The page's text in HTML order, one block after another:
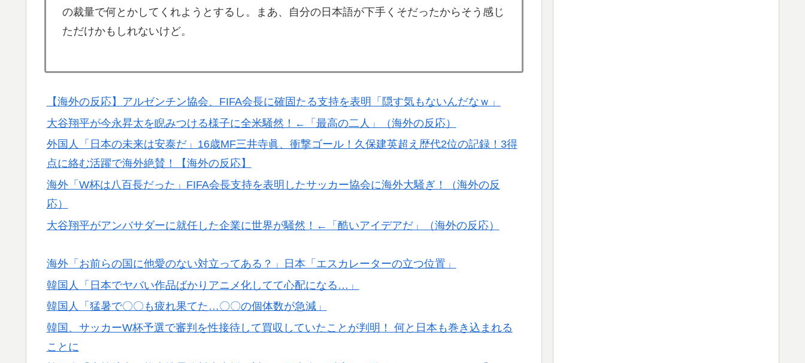
の裁量で何とかしてくれようとするし。まあ、自分の日本語が下手くそだったからそう感じ
ただけかもしれないけど。
【海外の反応】アルゼンチン協会、FIFA会長に確固たる支持を表明「隠す気もないんだなｗ」
大谷翔平が今永昇太を睨みつける様子に全米騒然！←「最高の二人」（海外の反応）
外国人「日本の未来は安泰だ」16歳MF三井寺眞、衝撃ゴール！久保建英超え歴代2位の記録！3得
点に絡む活躍で海外絶賛！【海外の反応】
海外「W杯は八百長だった」FIFA会長支持を表明したサッカー協会に海外大騒ぎ！（海外の反
応）
大谷翔平がアンバサダーに就任した企業に世界が騒然！←「酷いアイデアだ」（海外の反応）
海外「お前らの国に他愛のない対立ってある？」日本「エスカレーターの立つ位置」
韓国人「日本でヤバい作品ばかりアニメ化してて心配になる…」
韓国人「猛暑で〇〇も疲れ果てた…〇〇の個体数が急減」
韓国、サッカーW杯予選で審判を性接待して買収していたことが判明！ 何と日本も巻き込まれる
ことに